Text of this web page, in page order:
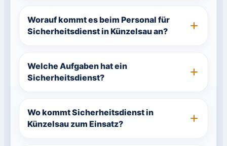
Worauf kommt es beim Personal für
Sicherheitsdienst in Künzelsau an?
Welche Aufgaben hat ein
Sicherheitsdienst?
Wo kommt Sicherheitsdienst in
Künzelsau zum Einsatz?